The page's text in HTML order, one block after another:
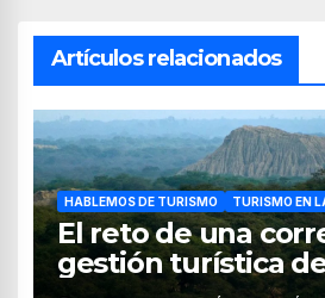
Artículos relacionados
HABLEMOS DE TURISMO TURISMO EN
El reto de una
gestión turística